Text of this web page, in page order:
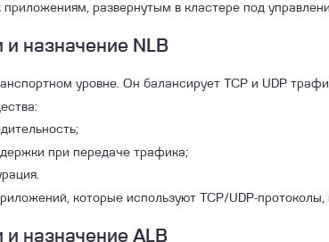
приложениям, развернутым в кластере под
назначение NLB
уровне. Он балансирует TCP и UDP
при передаче трафика;
которые используют TCP/UDP-
назначение ALB